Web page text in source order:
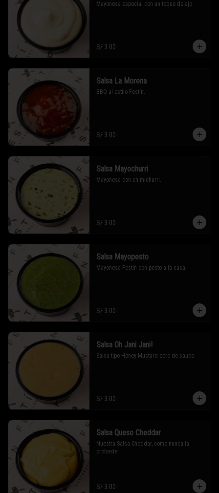
Mayonesa especial con un toque de ajo.
S/ 3.00
Salsa La Morena
BBQ al estilo Festín.
S/ 3.00
Salsa Mayochurri
Mayonesa con chimichurri.
S/ 3.00
Salsa Mayopesto
Mayonesa Festín con pesto a la casa.
S/ 3.00
Salsa Oh Jani Jani!
Salsa tipo Honey Mustard pero de sauco.
S/ 3.00
Salsa Queso Cheddar
Nuestra Salsa Cheddar, como nunca la
probaste.
S/ 3.00